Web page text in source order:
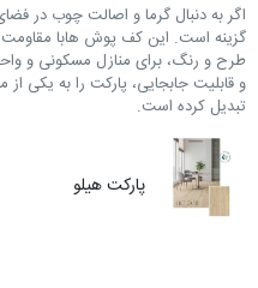
اگر به دنبال گرما و اصالت چوب در
گزینه است. این کف پوش هابا مقاومت
طرح و رنگ، برای منازل مسکونی و
و قابلیت جابجایی، پارکت را به یکی
تبدیل کرده است.
پارکت هیلو